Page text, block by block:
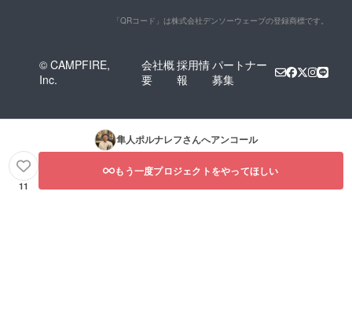
「QRコード」は株式会社デンソーウェーブの登録商標です。
© CAMPFIRE,
Inc.
会社概
要
採用情
報
パートナー
募集
隼人ポルナレフさんへアンコール
11
もう一度プロジェクトをやってほしい